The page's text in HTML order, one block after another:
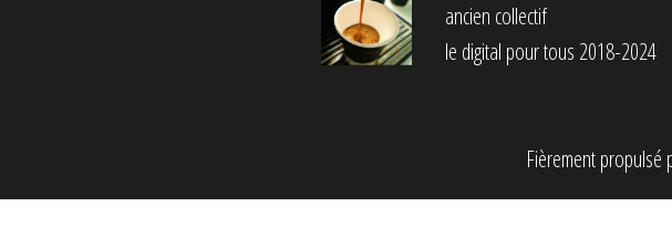
ancien collectif
le digital pour tous 2018-2024
Fièrement propulsé